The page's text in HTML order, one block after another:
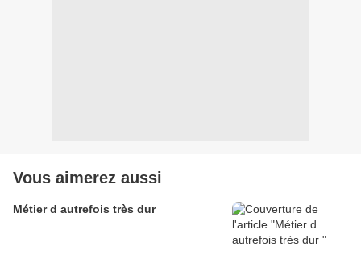
Vous aimerez aussi
Métier d autrefois très dur